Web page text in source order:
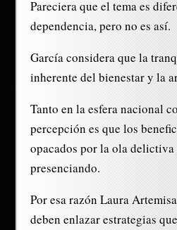
Pareciera que el tema es
dependencia, pero no es así.
García considera que la
inherente del bienestar y la
Tanto en la esfera nacional
percepción es que los
opacados por la ola delictiva
presenciando.
Por esa razón Laura
deben enlazar estrategias